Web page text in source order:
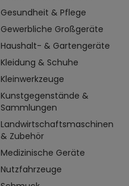
Gesundheit & Pflege
Gewerbliche Großgeräte
Haushalt- & Gartengeräte
Kleidung & Schuhe
Kleinwerkzeuge
Kunstgegenstände &
Sammlungen
Landwirtschaftsmaschinen
& Zubehör
Medizinische Geräte
Nutzfahrzeuge